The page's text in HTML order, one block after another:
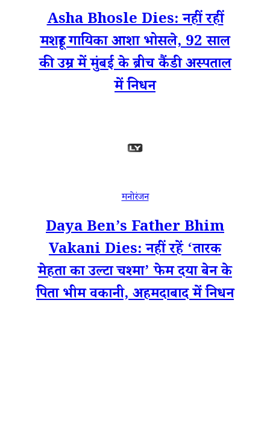
Asha Bhosle Dies: नहीं रहीं
मशहूर गायिका आशा भोसले, 92 साल
की उम्र में मुंबई के ब्रीच कैंडी अस्पताल
में निधन
मनोरंजन
Daya Ben’s Father Bhim
Vakani Dies: नहीं रहें ‘तारक
मेहता का उल्टा चश्मा’ फेम दया बेन के
पिता भीम वकानी, अहमदाबाद में निधन